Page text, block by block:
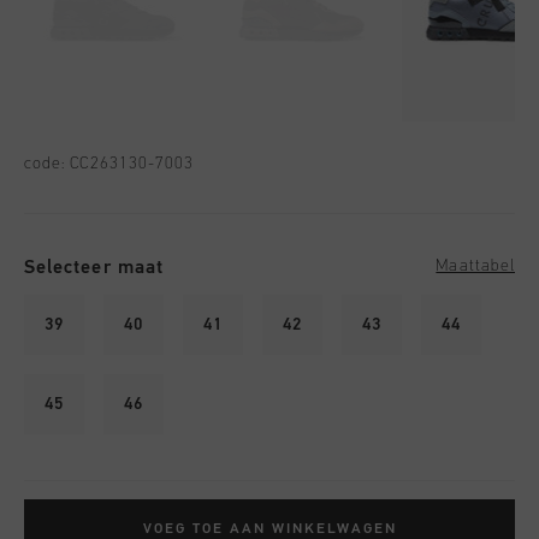
code: CC263130-7003
Selecteer maat Maattabel
39 40 41 42 43 44
45 46
VOEG TOE AAN WINKELWAGEN